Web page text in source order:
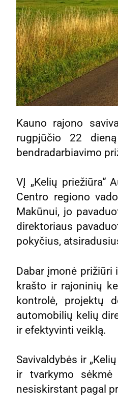
Kauno rajono
rugpjūčio 22
bendradarbiavimo
VĮ „Kelių priežiūra“
Centro regiono
Makūnui, jo
direktoriaus
pokyčius,
Dabar įmonė
krašto ir rajoninių
kontrolė, projektų
automobilių kelių
ir efektyvinti veiklą.
Savivaldybės ir
ir tvarkymo sėkmė
nesiskirstant pagal